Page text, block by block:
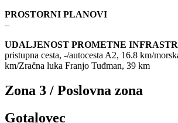
PROSTORNI PLANOVI
–
UDALJENOST PROMETNE
pristupna cesta, -/autocesta A2, 16.8 km/
km/Zračna luka Franjo Tuđman, 39 km
Zona 3 / Poslovna zona
Gotalovec